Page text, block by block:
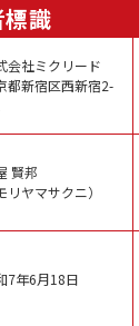
識
会社ミクリード
都新宿区西新宿2-
賢邦
リヤマサクニ）
7年6月18日